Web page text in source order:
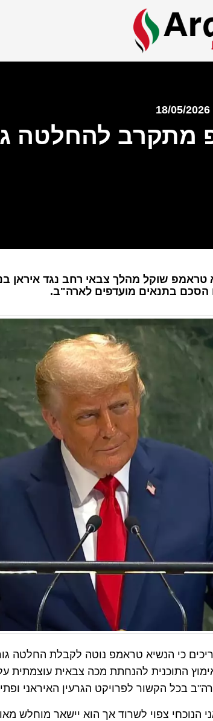
18/05/2026
מתקרב להחלטה
שוקל מהלך צבאי רחב נגד איראן
הסכם בתנאים מועדפים לארה"ב.
כי הנשיא טראמפ נוטה לקבלת החלטה
התוכנית להנחתת מכה צבאית עוצמתית
בכל הקשור לפרויקט הגרעין האיראני
צפוי לשרוד אך הוא יישאר מוחלש